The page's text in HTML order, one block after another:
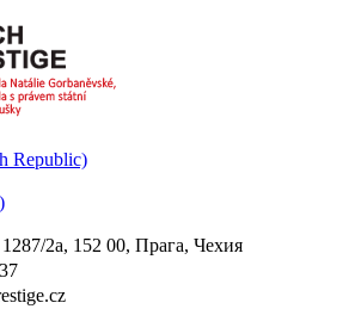
2a, 152 00, Прага, Чехия